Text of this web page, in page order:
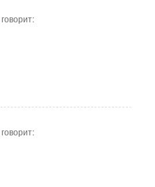
говорит:
говорит: